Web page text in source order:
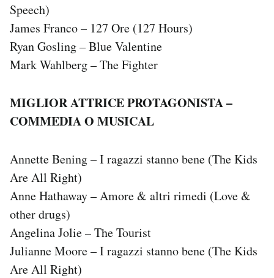
Speech)
James Franco – 127 Ore (127 Hours)
Ryan Gosling – Blue Valentine
Mark Wahlberg – The Fighter
MIGLIOR ATTRICE PROTAGONISTA –
COMMEDIA O MUSICAL
Annette Bening – I ragazzi stanno bene (The Kids
Are All Right)
Anne Hathaway – Amore & altri rimedi (Love &
other drugs)
Angelina Jolie – The Tourist
Julianne Moore – I ragazzi stanno bene (The Kids
Are All Right)